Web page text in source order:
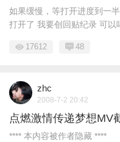
如果缓慢，等打开进度到一
打开了 我要创回贴纪录 可以
17612 48
zhc
2008-7-2 20:42
点燃激情传递梦想MV
**** 本内容被作者隐藏 ****